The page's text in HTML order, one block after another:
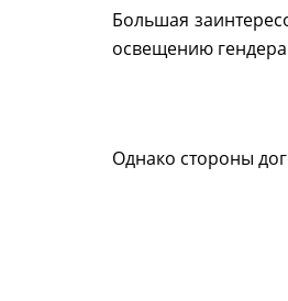
Большая
освещению
Однако стороны